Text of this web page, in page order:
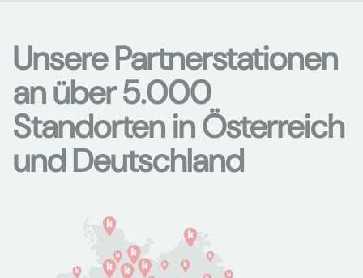
Unsere Partnerstationen
an über 5.000
Standorten in Österreich
und Deutschland